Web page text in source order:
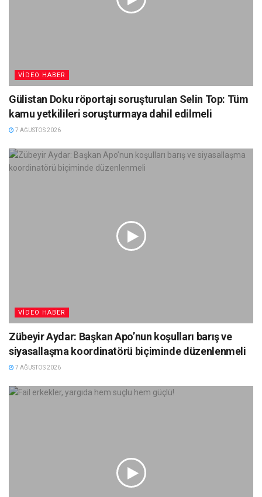
VIDEO HABER
Gülistan Doku röportajı soruşturulan Selin Top: Tüm
kamu yetkilileri soruşturmaya dahil edilmeli
7 AĞUSTOS 2026
VIDEO HABER
Zübeyir Aydar: Başkan Apo’nun koşulları barış ve
siyasallaşma koordinatörü biçiminde düzenlenmeli
7 AĞUSTOS 2026